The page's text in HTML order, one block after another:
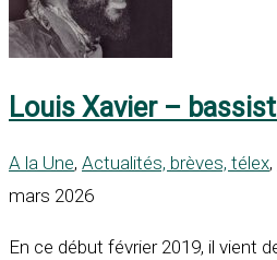
Louis Xavier –
A la Une, Actualités, brèves, télex,
mars 2026
En ce début février 2019, il vient